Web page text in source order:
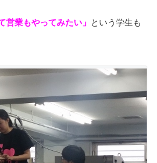
営業もやってみたい」 という学生も